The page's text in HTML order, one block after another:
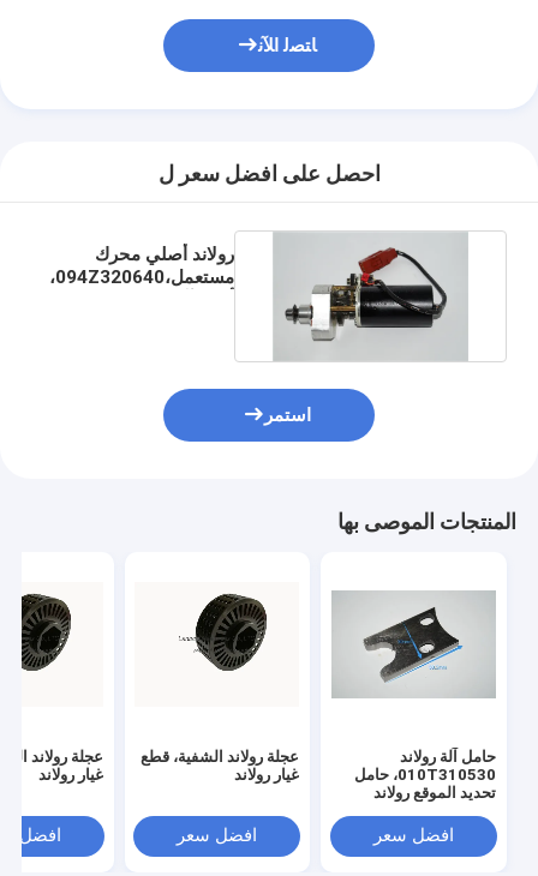
ﺎﺘﺼﻟ ﺍﻶﻧ
احصل على افضل سعر ل
رولاند أصلي محرك
مستعمل،094Z320640،
استمر
المنتجات الموصى بها
حامل آلة رولاند
010T310530، حامل
تحديد الموقع رولاند
افضل سعر
عجلة رولاند الشفية، قطع
غيار رولاند
افضل سعر
عجلة رولاند
غيار رولاند
افضل